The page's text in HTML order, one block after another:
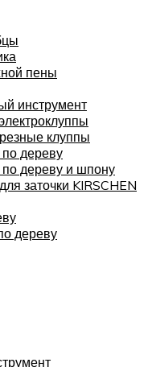
пены
инструмент
клуппы
дереву
дереву и шпону
заточки KIRSCHEN
дереву